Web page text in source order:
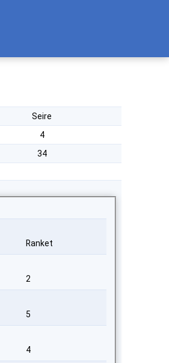
Seire
4
34
Ranket
2
5
4